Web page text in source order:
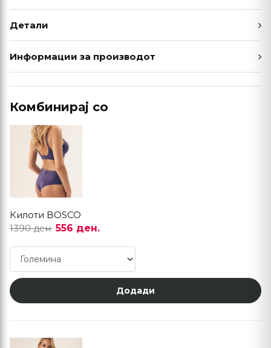
Детали
Информации за производот
Комбинирај со
Килоти BOSCO
1390 ден. 556 ден.
Додади